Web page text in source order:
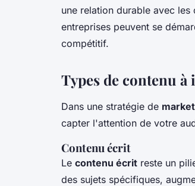
une relation durable avec les
entreprises peuvent se
compétitif.
Types de contenu
Dans une stratégie de
capter l'attention de votre
Contenu écrit
Le contenu écrit reste un
des sujets spécifiques,